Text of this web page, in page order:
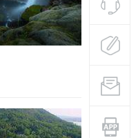
全面解析
看体验